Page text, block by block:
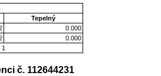
Tepelný
0.000
0.000
1
č. 112644231